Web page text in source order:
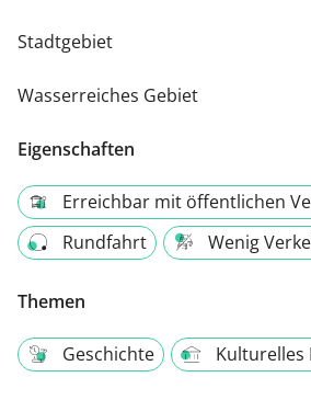
Stadtgebiet
Wasserreiches Gebiet
Eigenschaften
Erreichbar mit öffentlichen
Rundfahrt
Wenig
Themen
Geschichte Kulturelles